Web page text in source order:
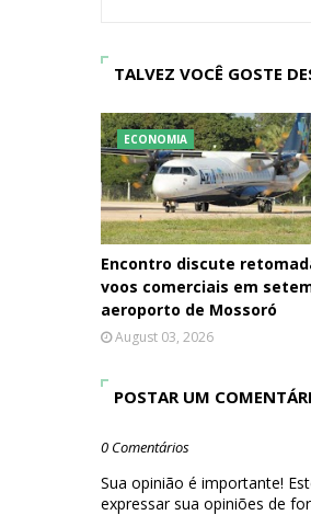
TALVEZ VOCÊ GOSTE
ECONOMIA
Encontro discute
voos comerciais em
aeroporto de Mossoró
August 03, 2026
POSTAR UM
0 Comentários
Sua opinião é importante!
expressar sua opiniões de